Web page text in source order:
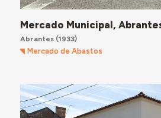
Mercado Municipal,
Abrantes(1933)
Mercado de Abastos